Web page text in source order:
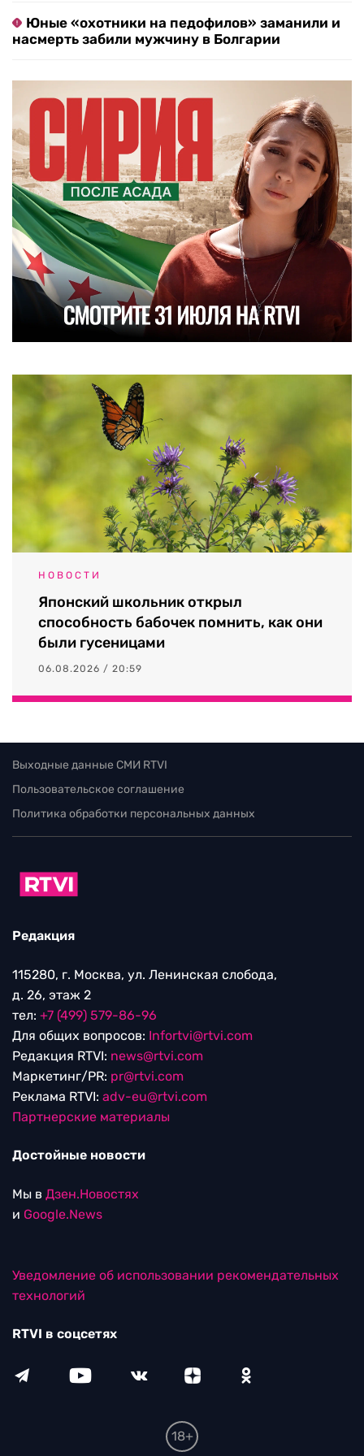
Юные «охотники на педофилов» заманили и
насмерть забили мужчину в Болгарии
НОВОСТИ
Японский школьник открыл
способность бабочек помнить, как они
были гусеницами
06.08.2026 / 20:59
Выходные данные СМИ RTVI
Пользовательское соглашение
Политика обработки персональных данных
Редакция
115280, г. Москва, ул. Ленинская слобода,
д. 26, этаж 2
тел: +7 (499) 579-86-96
Для общих вопросов: Infortvi@rtvi.com
Редакция RTVI: news@rtvi.com
Маркетинг/PR: pr@rtvi.com
Реклама RTVI: adv-eu@rtvi.com
Партнерские материалы
Достойные новости
Мы в Дзен.Новостях
и Google.News
Уведомление об использовании рекомендательных
технологий
RTVI в соцсетях
18+